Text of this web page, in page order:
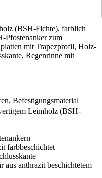
(BSH-Fichte), farblich
Pfostenanker zum
mit Trapezprofil, Holz-
Regenrinne mit
Befestigungsmaterial
Leimholz (BSH-
farbbeschichtet
anthrazit beschichtetem